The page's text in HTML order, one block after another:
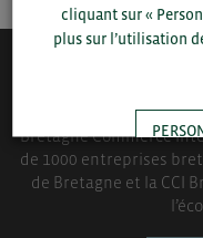
Bretagne Commerce
de 1000 entreprises
de Bretagne et la CCI
cliquant sur «
plus sur l’utilisation